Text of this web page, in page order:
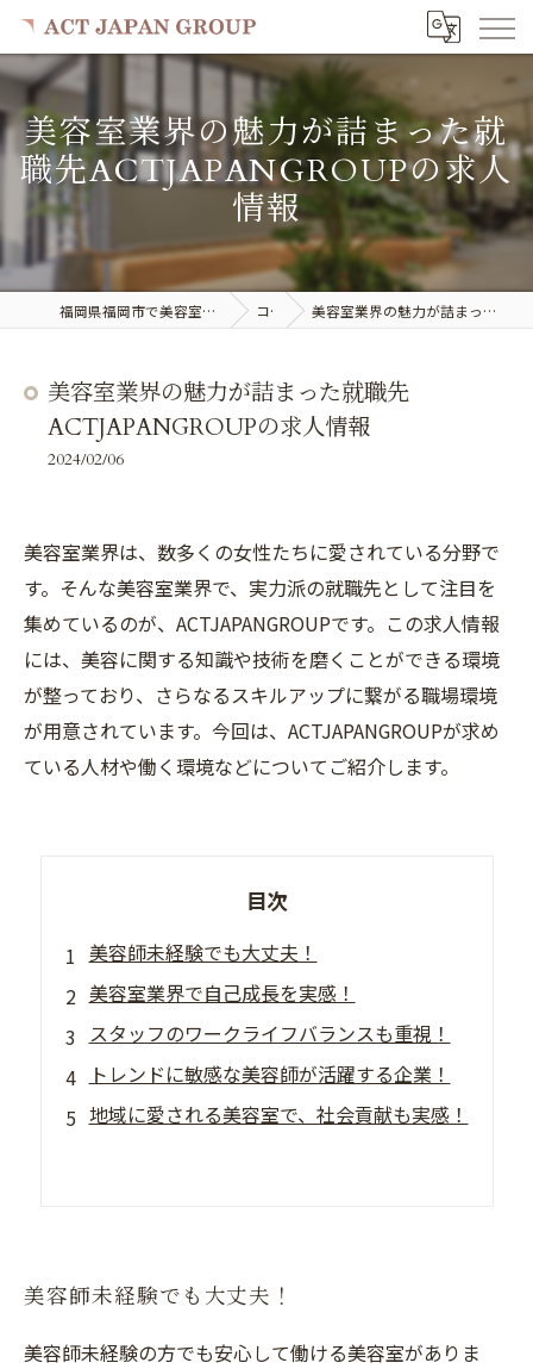
美容室業界の魅力が詰まった就
職先ACTJAPANGROUPの求人
情報
福岡県福岡市で美容室の求人ならACT JAPAN GROUP コラム 美容室業界の魅力が詰まった就職先ACTJAPANGROUPの求人情報
美容室業界の魅力が詰まった就職先
ACTJAPANGROUPの求人情報
2024/02/06
美容室業界は、数多くの女性たちに愛されている分野で
す。そんな美容室業界で、実力派の就職先として注目を
集めているのが、ACTJAPANGROUPです。この求人情報
には、美容に関する知識や技術を磨くことができる環境
が整っており、さらなるスキルアップに繋がる職場環境
が用意されています。今回は、ACTJAPANGROUPが求め
ている人材や働く環境などについてご紹介します。
目次
美容師未経験でも大丈夫！
美容室業界で自己成長を実感！
スタッフのワークライフバランスも重視！
トレンドに敏感な美容師が活躍する企業！
地域に愛される美容室で、社会貢献も実感！
美容師未経験でも大丈夫！
美容師未経験の方でも安心して働ける美容室がありま